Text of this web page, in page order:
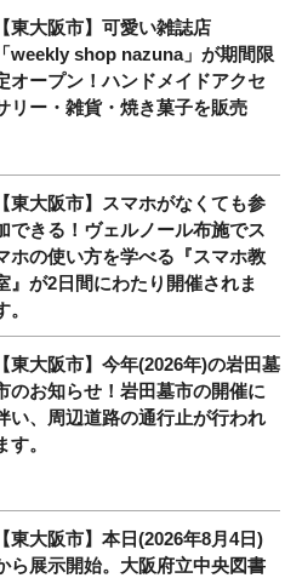
【東大阪市】可愛い雑誌店
「weekly shop nazuna」が期間限
オープン！ハンドメイドアクセ
リー・雑貨・焼き菓子を販売
【東大阪市】スマホがなくても参
できる！ヴェルノール布施でス
ホの使い方を学べる『スマホ教
』が2日間にわたり開催されま
。
【東大阪市】今年(2026年)の岩田墓
のお知らせ！岩田墓市の開催に
い、周辺道路の通行止が行われ
す。
【東大阪市】本日(2026年8月4日)
ら展示開始。大阪府立中央図書